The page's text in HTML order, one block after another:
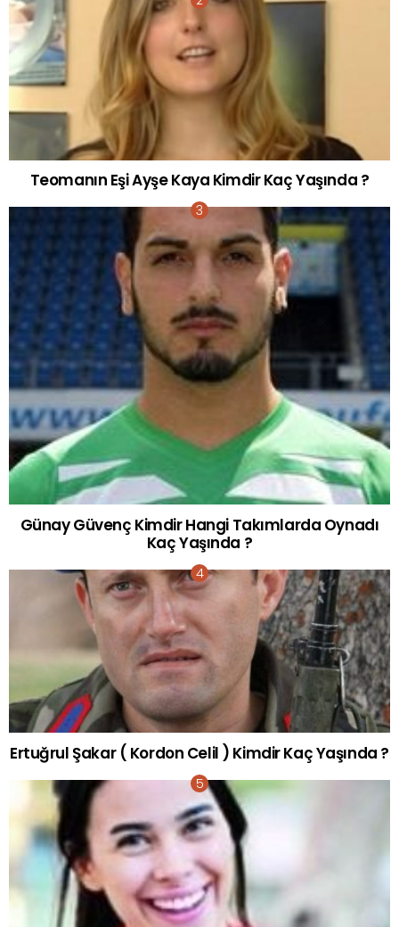
Teomanın Eşi Ayşe Kaya Kimdir Kaç Yaşında ?
Günay Güvenç Kimdir Hangi Takımlarda Oynadı
Kaç Yaşında ?
Ertuğrul Şakar ( Kordon Celil ) Kimdir Kaç Yaşında ?